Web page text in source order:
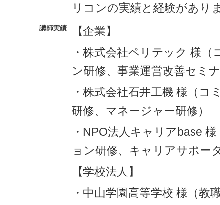
リコンの実績と経験があり
講師実績
【企業】
・株式会社ペリテック 様（
ン研修、事業運営改善セミ
・株式会社石井工機 様（コ
研修、マネージャー研修）
・NPO法人キャリアbase
ョン研修、キャリアサポー
【学校法人】
・中山学園高等学校 様（教